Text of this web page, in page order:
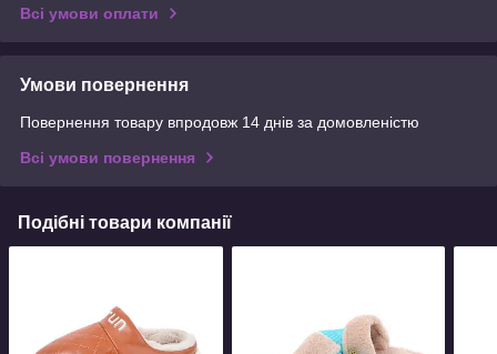
Всі умови оплати
Умови повернення
Повернення товару впродовж 14 днів за домовленістю
Всі умови повернення
Подібні товари компанії